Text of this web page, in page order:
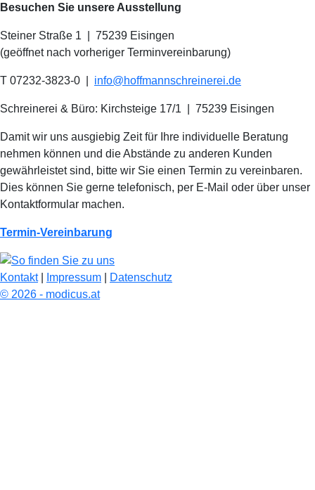
Besuchen Sie unsere Ausstellung
Steiner Straße 1 | 75239 Eisingen
(geöffnet nach vorheriger Terminvereinbarung)
T 07232-3823-0 info@hoffmannschreinerei.de
Schreinerei & Büro: Kirchsteige 17/1 75239 Eisingen
Damit wir uns ausgiebig Zeit für Ihre individuelle Beratung
nehmen können und die Abstände zu anderen Kunden
gewährleistet sind, bitte wir Sie einen Termin zu vereinbaren.
Dies können Sie gerne telefonisch, per E-Mail oder über unser
Kontaktformular machen.
Termin-Vereinbarung
Kontakt| Impressum
Datenschutz
© 2026 - modicus.at